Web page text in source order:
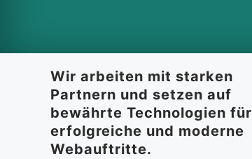
Wir arbeiten mit starken
Partnern und setzen auf
bewährte Technologien für
erfolgreiche und moderne
Webauftritte.